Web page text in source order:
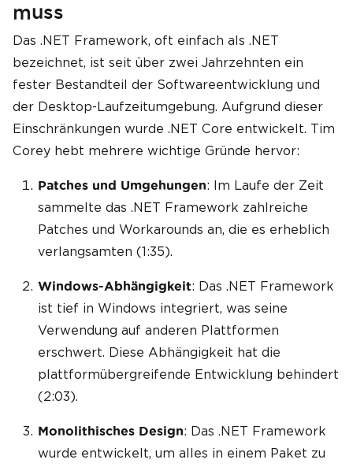
muss
Das .NET Framework, oft einfach als .NET
bezeichnet, ist seit über zwei Jahrzehnten ein
fester Bestandteil der Softwareentwicklung und
der Desktop-Laufzeitumgebung. Aufgrund dieser
Einschränkungen wurde .NET Core entwickelt. Tim
Corey hebt mehrere wichtige Gründe hervor:
Patches und Umgehungen: Im Laufe der Zeit
sammelte das .NET Framework zahlreiche
Patches und Workarounds an, die es erheblich
verlangsamten (1:35).
Windows-Abhängigkeit: Das .NET Framework
ist tief in Windows integriert, was seine
Verwendung auf anderen Plattformen
erschwert. Diese Abhängigkeit hat die
plattformübergreifende Entwicklung behindert
(2:03).
Monolithisches Design: Das .NET Framework
wurde entwickelt, um alles in einem Paket zu